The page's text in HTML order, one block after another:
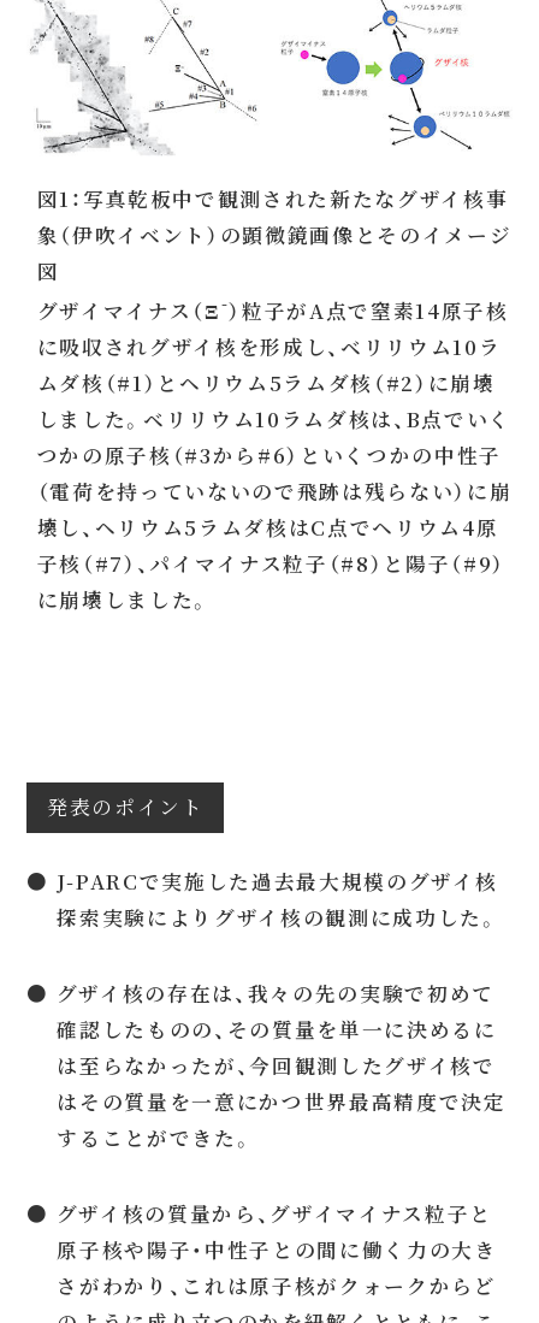
図1：写真乾板中で観測された新たなグザイ核事
象（伊吹イベント）の顕微鏡画像とそのイメージ
図
グザイマイナス（Ξ-）粒子がA点で窒素14原子核
に吸収されグザイ核を形成し、ベリリウム10ラ
ムダ核（#1）とヘリウム5ラムダ核（#2）に崩壊
しました。ベリリウム10ラムダ核は、B点でいく
つかの原子核（#3から#6）といくつかの中性子
（電荷を持っていないので飛跡は残らない）に崩
壊し、ヘリウム5ラムダ核はC点でヘリウム4原
子核（#7）、パイマイナス粒子（#8）と陽子（#9）
に崩壊しました。
発表のポイント
● J-PARCで実施した過去最大規模のグザイ核
探索実験によりグザイ核の観測に成功した。
● グザイ核の存在は、我々の先の実験で初めて
確認したものの、その質量を単一に決めるに
は至らなかったが、今回観測したグザイ核で
はその質量を一意にかつ世界最高精度で決定
することができた。
● グザイ核の質量から、グザイマイナス粒子と
原子核や陽子・中性子との間に働く力の大き
さがわかり、これは原子核がクォークからど